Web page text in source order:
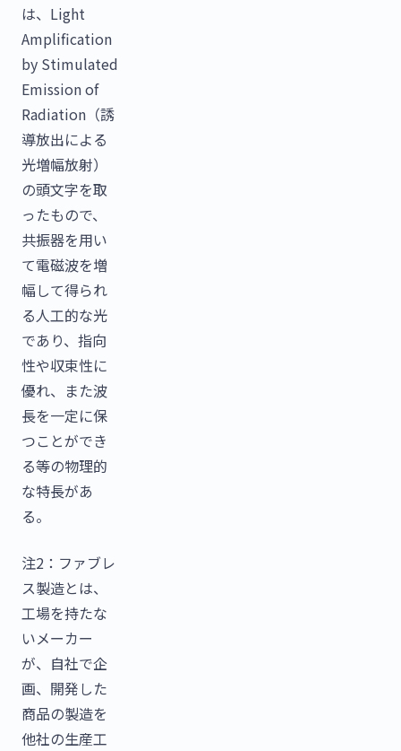
は、Light
Amplification
by Stimulated
Emission of
Radiation（誘
導放出による
光増幅放射）
の頭文字を取
ったもので、
共振器を用い
て電磁波を増
幅して得られ
る人工的な光
であり、指向
性や収束性に
優れ、また波
長を一定に保
つことができ
る等の物理的
な特長があ
る。
注2：ファブレ
ス製造とは、
工場を持たな
いメーカー
が、自社で企
画、開発した
商品の製造を
他社の生産工